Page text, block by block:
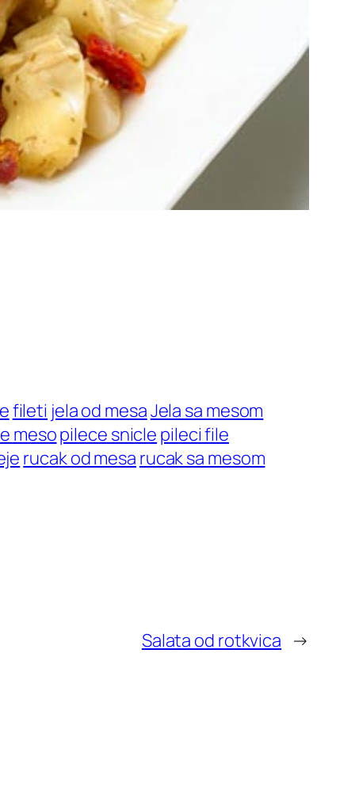
fileti jela od mesaJela sa mesom
mesopilece snicle pileci file
rucak od mesa rucak sa mesom
Salata od rotkvica →